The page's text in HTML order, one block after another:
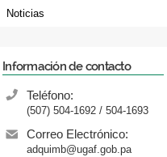
Noticias
Información de contacto
Teléfono:
(507) 504-1692 / 504-1693
Correo Electrónico:
adquimb@ugaf.gob.pa